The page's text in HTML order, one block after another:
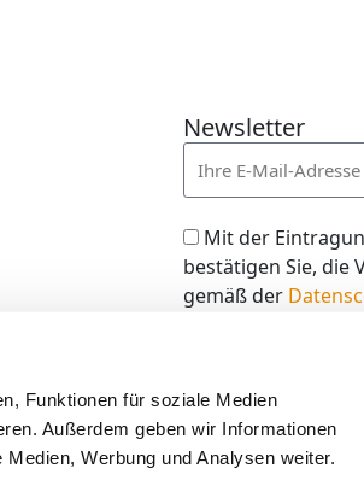
Funktionen für soziale Medien
Außerdem geben wir Informationen
Werbung und Analysen weiter.
Newsletter
Mit der
bestätigen Sie, die
gemäß der
den ich jederzeit